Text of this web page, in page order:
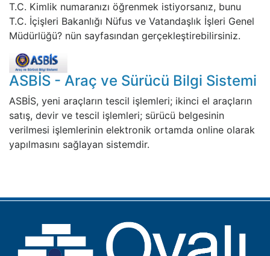
T.C. Kimlik numaranızı öğrenmek istiyorsanız, bunu
T.C. İçişleri Bakanlığı Nüfus ve Vatandaşlık İşleri Genel
Müdürlüğü? nün sayfasından gerçekleştirebilirsiniz.
ASBİS - Araç ve Sürücü Bilgi Sistemi
ASBİS, yeni araçların tescil işlemleri; ikinci el araçların
satış, devir ve tescil işlemleri; sürücü belgesinin
verilmesi işlemlerinin elektronik ortamda online olarak
yapılmasını sağlayan sistemdir.